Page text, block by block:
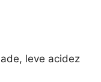
leve acidez